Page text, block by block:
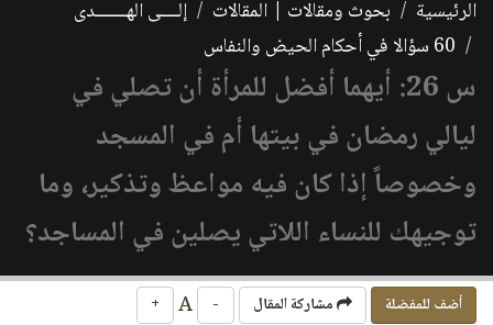
الرئيسية بحوث ومقالات | المقالات
إلــــى الهـــــــدى
60 سؤالا في أحكام الحيض والنفاس
س 26: أيهما أفضل للمرأة أن تصلي في
ليالي رمضان في بيتها أم في المسجد
وخصوصاً إذا كان فيه مواعظ وتذكير، وما
توجيهك للنساء اللاتي يصلين في المساجد؟
أضف للمفضلة مشاركة المقال -
+